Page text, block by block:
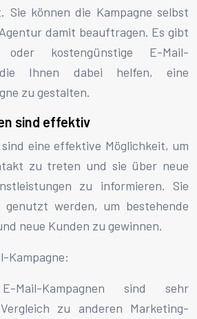
Sie können die Kampagne selbst
damit beauftragen. Es gibt
oder kostengünstige E-Mail-
die Ihnen dabei helfen, eine
zu gestalten.
sind effektiv
eine effektive Möglichkeit, um
zu treten und sie über neue
zu informieren. Sie
genutzt werden, um bestehende
neue Kunden zu gewinnen.
Kampagne:
Mail-Kampagnen sind sehr
zu anderen Marketing-